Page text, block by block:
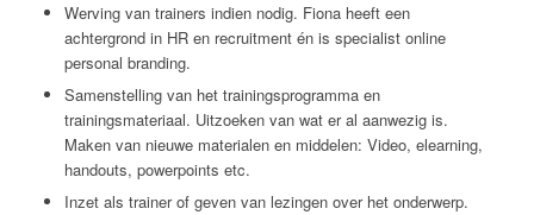
Werving van trainers indien nodig. Fiona heeft een
achtergrond in HR en recruitment én is specialist online
personal branding.
Samenstelling van het trainingsprogramma en
trainingsmateriaal. Uitzoeken van wat er al aanwezig is.
Maken van nieuwe materialen en middelen: Video, elearning,
handouts, powerpoints etc.
Inzet als trainer of geven van lezingen over het onderwerp.